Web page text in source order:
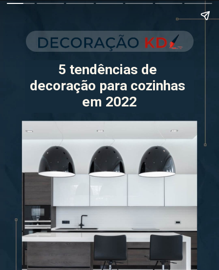
5 tendências de
decoração para cozinhas
em 2022